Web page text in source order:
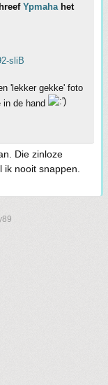
Ypmahahet
sliB
'lekker gekke' foto
in de hand
Die zinloze
ik nooit snappen.